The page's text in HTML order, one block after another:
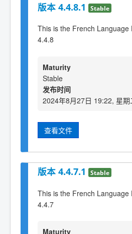
版本 4.4.8.1 Stable
This is the French Language
4.4.8
Maturity
Stable
发布时间
2024年8月27日 19:22, 星期
查看文件
版本 4.4.7.1 Stable
This is the French Language
4.4.7
Maturity